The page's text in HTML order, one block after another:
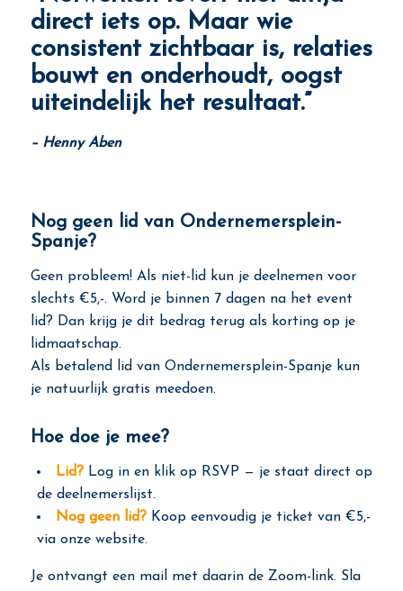
direct iets op. Maar wie
consistent zichtbaar is, relaties
bouwt en onderhoudt, oogst
uiteindelijk het resultaat.”
– Henny Aben
Nog geen lid van Ondernemersplein-
Spanje?
Geen probleem! Als niet-lid kun je deelnemen voor
slechts €5,-. Word je binnen 7 dagen na het event
lid? Dan krijg je dit bedrag terug als korting op je
lidmaatschap.
Als betalend lid van Ondernemersplein-Spanje kun
je natuurlijk gratis meedoen.
Hoe doe je mee?
Lid?Log in en klik op RSVP — je staat direct op
de deelnemerslijst.
Nog geen lid?Koop eenvoudig je ticket van €5,-
via onze website.
Je ontvangt een mail met daarin de Zoom-link. Sla